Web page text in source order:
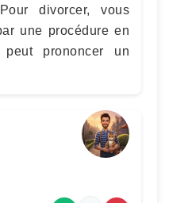
divorcer, vous
une procédure en
prononcer un